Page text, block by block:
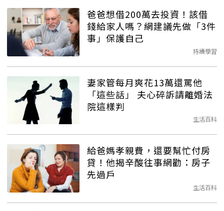
爸爸想借200萬去投資！該借
錢給家人嗎？網建議先做「3件
事」保護自己
持續學習
妻家管每月爽花13萬還罵他
「這些話」 夫心碎訴請離婚法
院這樣判
生活百科
給爸媽孝親費，還要幫忙付房
貸！他揭辛酸往事網勸：房子
先過戶
生活百科